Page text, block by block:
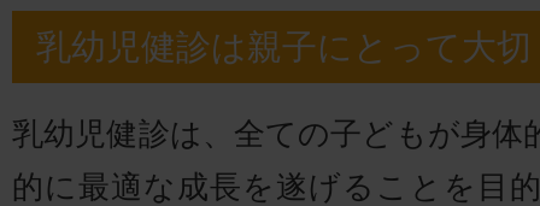
乳幼児健診は親子にとって大切
乳幼児健診は、全ての子どもが身体
的に最適な成長を遂げることを目